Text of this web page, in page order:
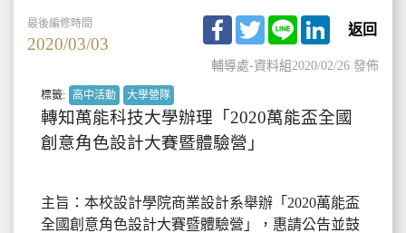
最後編修時間
2020/03/03
Facebook
TwitterLine LinkedIn
返回
輔導處-資料組2020/02/26 發佈
標籤: 高中活動 大學營隊
轉知萬能科技大學辦理「2020萬能盃全國
創意角色設計大賽暨體驗營」
主旨：本校設計學院商業設計系舉辦「2020萬能盃
全國創意角色設計大賽暨體驗營」，惠請公告並鼓